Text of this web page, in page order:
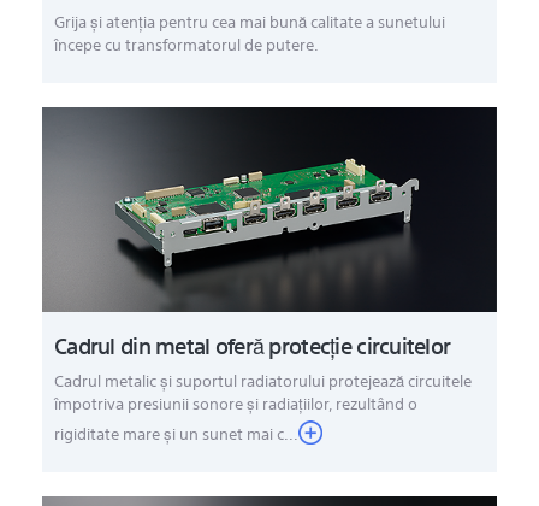
Grija şi atenţia pentru cea mai bună calitate a sunetului
începe cu transformatorul de putere.
Cadrul din metal oferă protecţie circuitelor
Cadrul metalic şi suportul radiatorului protejează circuitele
împotriva presiunii sonore şi radiaţiilor, rezultând o
rigiditate mare şi un sunet mai c...